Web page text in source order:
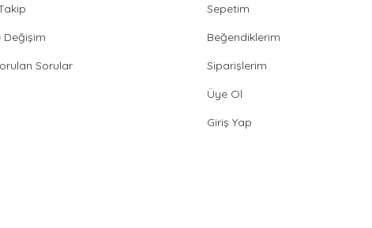
Değişim
Sorular
Sepetim
Beğendiklerim
Siparişlerim
Üye Ol
Giriş Yap